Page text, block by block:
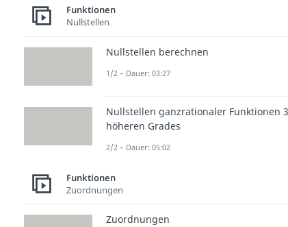
Funktionen
Nullstellen
Nullstellen berechnen
1/2 – Dauer: 03:27
Nullstellen ganzrationaler Funktionen
höheren Grades
2/2 – Dauer: 05:02
Funktionen
Zuordnungen
Zuordnungen